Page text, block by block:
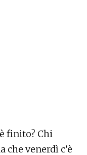
finito? Chi
venerdì c’è